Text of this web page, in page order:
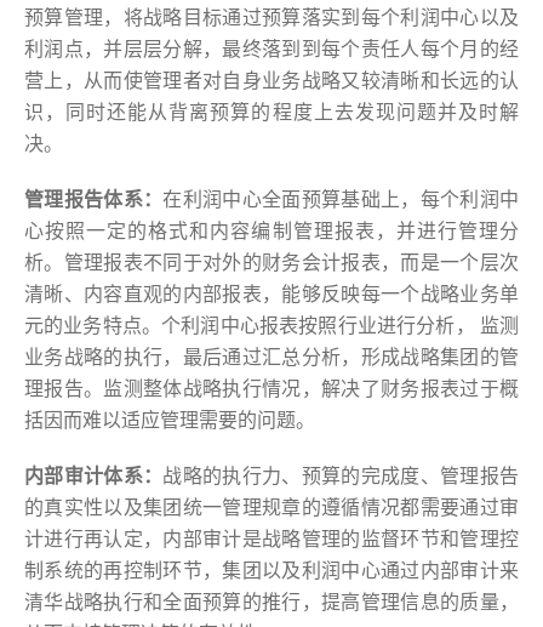
预算管理，将战略目标通过预算落实到每个利润中心以及
利润点，并层层分解，最终落到到每个责任人每个月的经
营上，从而使管理者对自身业务战略又较清晰和长远的认
识，同时还能从背离预算的程度上去发现问题并及时解
决。
管理报告体系：在利润中心全面预算基础上，每个利润中
心按照一定的格式和内容编制管理报表，并进行管理分
析。管理报表不同于对外的财务会计报表，而是一个层次
清晰、内容直观的内部报表，能够反映每一个战略业务单
元的业务特点。个利润中心报表按照行业进行分析， 监测
业务战略的执行，最后通过汇总分析，形成战略集团的管
理报告。监测整体战略执行情况，解决了财务报表过于概
括因而难以适应管理需要的问题。
内部审计体系： 战略的执行力、预算的完成度、管理报告
的真实性以及集团统一管理规章的遵循情况都需要通过审
计进行再认定，内部审计是战略管理的监督环节和管理控
制系统的再控制环节，集团以及利润中心通过内部审计来
清华战略执行和全面预算的推行，提高管理信息的质量，